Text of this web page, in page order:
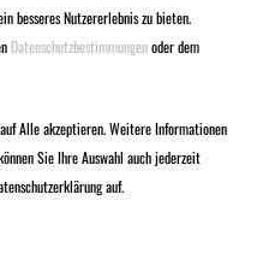
besseres Nutzererlebnis zu bieten.
Datenschutzbestimmungenoder dem
Alle akzeptieren. Weitere Informationen
Sie Ihre Auswahl auch jederzeit
auf.